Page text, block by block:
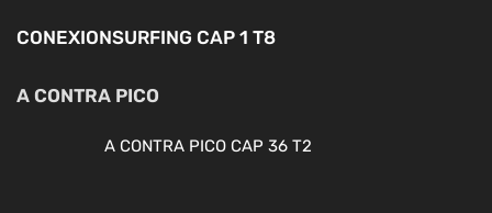
CONEXIONSURFING CAP 1 T8
A CONTRA PICO
A CONTRA PICO CAP 36 T2